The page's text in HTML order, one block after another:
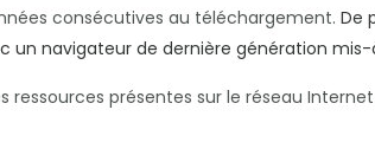
consécutives au téléchargement. De
un navigateur de dernière génération
présentes sur le réseau